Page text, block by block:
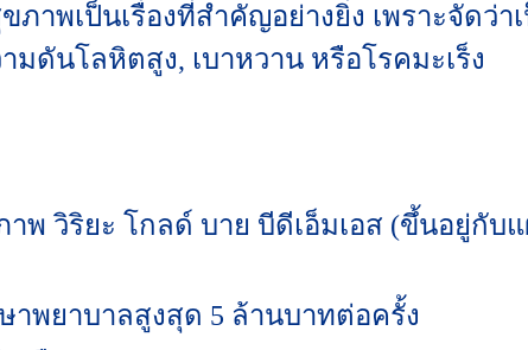
าพเป็นเรื่องที่สำคัญอย่างยิ่ง เพราะจัดว่า
ดันโลหิตสูง, เบาหวาน หรือโรคมะเร็ง
พ วิริยะ โกลด์ บาย บีดีเอ็มเอส (ขึ้นอยู่กับ
าพยาบาลสูงสุด 5 ล้านบาทต่อครั้ง